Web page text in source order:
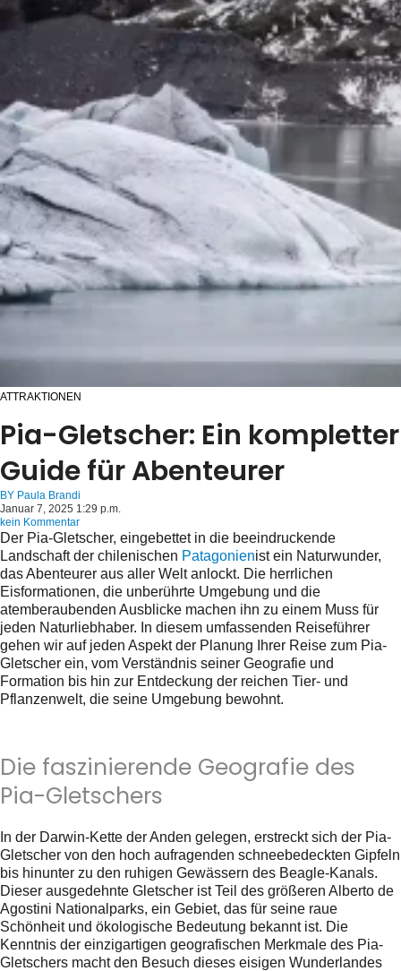
ATTRAKTIONEN
Pia-Gletscher: Ein kompletter
Guide für Abenteurer
BY Paula Brandi
Januar 7, 2025 1:29 p.m.
kein Kommentar
Der Pia-Gletscher, eingebettet in die beeindruckende
Landschaft der chilenischen Patagonienist ein Naturwunder,
das Abenteurer aus aller Welt anlockt. Die herrlichen
Eisformationen, die unberührte Umgebung und die
atemberaubenden Ausblicke machen ihn zu einem Muss für
jeden Naturliebhaber. In diesem umfassenden Reiseführer
gehen wir auf jeden Aspekt der Planung Ihrer Reise zum Pia-
Gletscher ein, vom Verständnis seiner Geografie und
Formation bis hin zur Entdeckung der reichen Tier- und
Pflanzenwelt, die seine Umgebung bewohnt.
Die faszinierende Geografie des
Pia-Gletschers
In der Darwin-Kette der Anden gelegen, erstreckt sich der Pia-
Gletscher von den hoch aufragenden schneebedeckten Gipfeln
bis hinunter zu den ruhigen Gewässern des Beagle-Kanals.
Dieser ausgedehnte Gletscher ist Teil des größeren Alberto de
Agostini Nationalparks, ein Gebiet, das für seine raue
Schönheit und ökologische Bedeutung bekannt ist. Die
Kenntnis der einzigartigen geografischen Merkmale des Pia-
Gletschers macht den Besuch dieses eisigen Wunderlandes